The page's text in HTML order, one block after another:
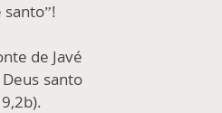
de Javé
santo